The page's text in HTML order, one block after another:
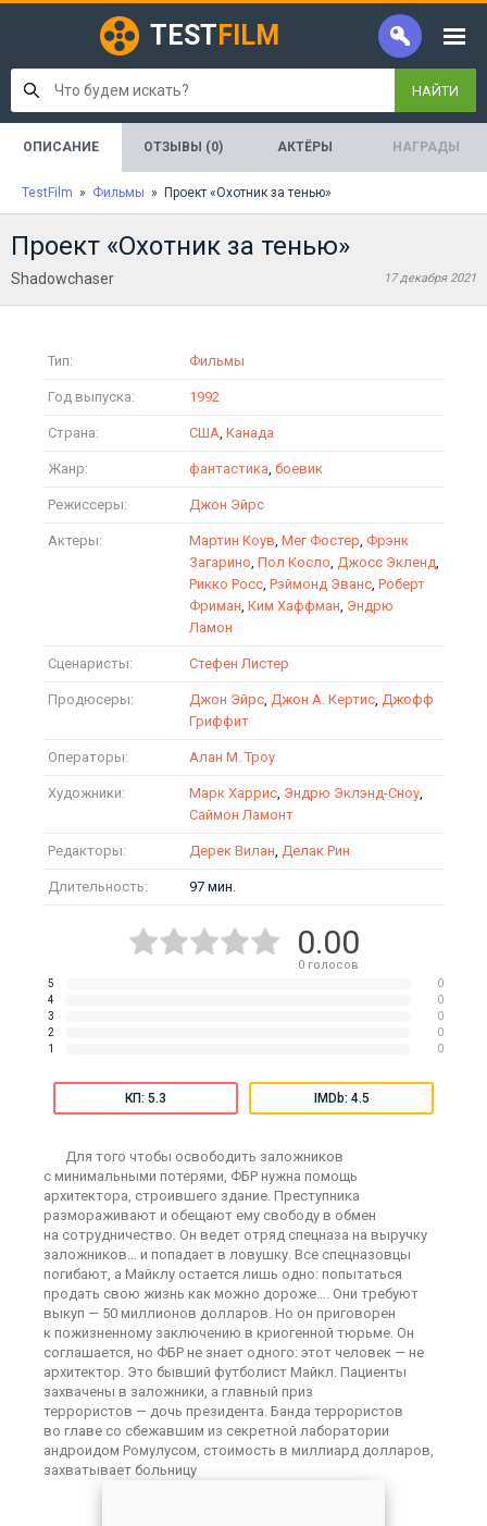
TEST FILM
НАЙТИ
ОПИСАНИЕ ОТЗЫВЫ (0) АКТЁРЫ НАГРАДЫ
TestFilm » Фильмы » Проект «Охотник за тенью»
Проект «Охотник за тенью»
Shadowchaser 17 декабря 2021
Тип: Фильмы
Год выпуска: 1992
Страна: США, Канада
Жанр: фантастика, боевик
Режиссеры: Джон Эйрс
Актеры: Мартин Коув, Мег Фостер, Фрэнк
Загарино, Пол Косло, Джосс Экленд,
Рикко Росс, Рэймонд Эванс, Роберт
Фриман, Ким Хаффман, Эндрю
Ламон
Сценаристы: Стефен Листер
Продюсеры: Джон Эйрс, Джон А. Кертис, Джофф
Гриффит
Операторы: Алан М. Троу
Художники: Марк Харрис, Эндрю Эклэнд-Сноу,
Саймон Ламонт
Редакторы: Дерек Вилан, Делак Рин
Длительность: 97 мин.
0.00
0голосов
5
0
4
0
3
0
2
0
1
0
КП: 5.3 IMDb: 4.5
Для того чтобы освободить заложников
с минимальными потерями, ФБР нужна помощь
архитектора, строившего здание. Преступника
размораживают и обещают ему свободу в обмен
на сотрудничество. Он ведет отряд спецназа на выручку
заложников… и попадает в ловушку. Все спецназовцы
погибают, а Майклу остается лишь одно: попытаться
продать свою жизнь как можно дороже…. Они требуют
выкуп — 50 миллионов долларов. Но он приговорен
к пожизненному заключению в криогенной тюрьме. Он
соглашается, но ФБР не знает одного: этот человек — не
архитектор. Это бывший футболист Майкл. Пациенты
захвачены в заложники, а главный приз
террористов — дочь президента. Банда террористов
во главе со сбежавшим из секретной лаборатории
андроидом Ромулусом, стоимость в миллиард долларов,
захватывает больницу